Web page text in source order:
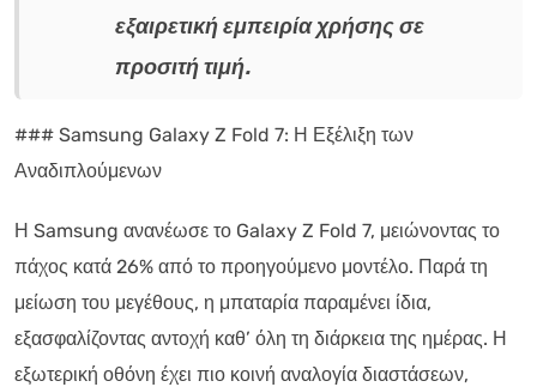
εξαιρετική εμπειρία χρήσης σε
προσιτή τιμή.
### Samsung Galaxy Z Fold 7: Η Εξέλιξη των
Αναδιπλούμενων
Η Samsung ανανέωσε το Galaxy Z Fold 7, μειώνοντας το
πάχος κατά 26% από το προηγούμενο μοντέλο. Παρά τη
μείωση του μεγέθους, η μπαταρία παραμένει ίδια,
εξασφαλίζοντας αντοχή καθ’ όλη τη διάρκεια της ημέρας. Η
εξωτερική οθόνη έχει πιο κοινή αναλογία διαστάσεων,